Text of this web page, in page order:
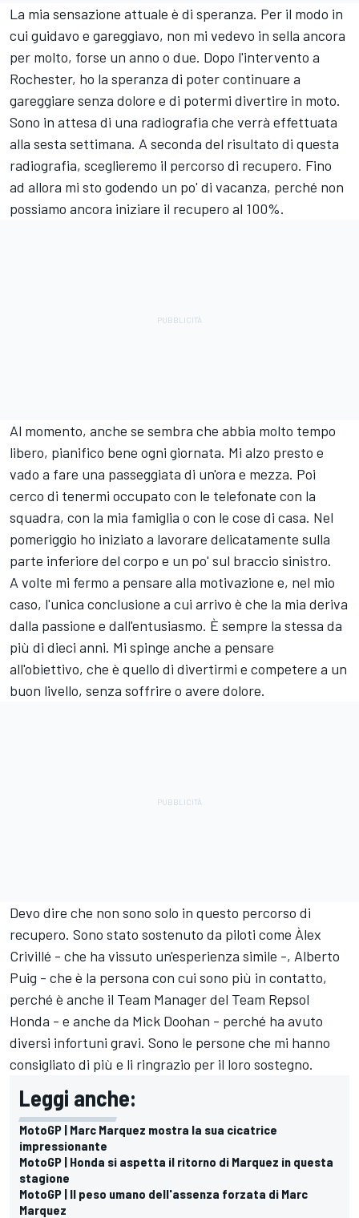
La mia sensazione attuale è di speranza. Per il modo in
cui guidavo e gareggiavo, non mi vedevo in sella ancora
per molto, forse un anno o due. Dopo l'intervento a
Rochester, ho la speranza di poter continuare a
gareggiare senza dolore e di potermi divertire in moto.
Sono in attesa di una radiografia che verrà effettuata
alla sesta settimana. A seconda del risultato di questa
radiografia, sceglieremo il percorso di recupero. Fino
ad allora mi sto godendo un po' di vacanza, perché non
possiamo ancora iniziare il recupero al 100%.
Al momento, anche se sembra che abbia molto tempo
libero, pianifico bene ogni giornata. Mi alzo presto e
vado a fare una passeggiata di un'ora e mezza. Poi
cerco di tenermi occupato con le telefonate con la
squadra, con la mia famiglia o con le cose di casa. Nel
pomeriggio ho iniziato a lavorare delicatamente sulla
parte inferiore del corpo e un po' sul braccio sinistro.
A volte mi fermo a pensare alla motivazione e, nel mio
caso, l'unica conclusione a cui arrivo è che la mia deriva
dalla passione e dall'entusiasmo. È sempre la stessa da
più di dieci anni. Mi spinge anche a pensare
all'obiettivo, che è quello di divertirmi e competere a un
buon livello, senza soffrire o avere dolore.
Devo dire che non sono solo in questo percorso di
recupero. Sono stato sostenuto da piloti come Àlex
Crivillé - che ha vissuto un'esperienza simile -, Alberto
Puig - che è la persona con cui sono più in contatto,
perché è anche il Team Manager del Team Repsol
Honda - e anche da Mick Doohan - perché ha avuto
diversi infortuni gravi. Sono le persone che mi hanno
consigliato di più e li ringrazio per il loro sostegno.
Leggi anche:
MotoGP | Marc Marquez mostra la sua cicatrice
impressionante
MotoGP | Honda si aspetta il ritorno di Marquez in questa
stagione
MotoGP | Il peso umano dell'assenza forzata di Marc
Marquez